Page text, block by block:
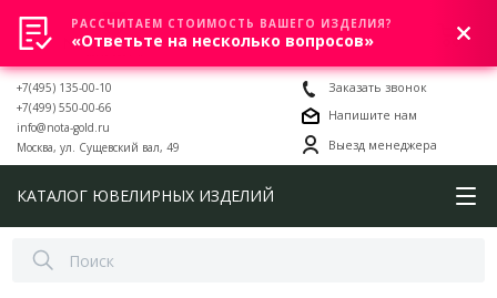
0
+7(495) 135-00-10
+7(499) 550-00-66
info@nota-gold.ru
Москва, ул. Сущевский вал, 49
Заказать звонок
Напишите нам
Выезд менеджера
КАТАЛОГ ЮВЕЛИРНЫХ ИЗДЕЛИЙ
РАССЧИТАЕМ СТОИМОСТЬ ВАШЕГО ИЗДЕЛИЯ?
«Ответьте на несколько вопросов»